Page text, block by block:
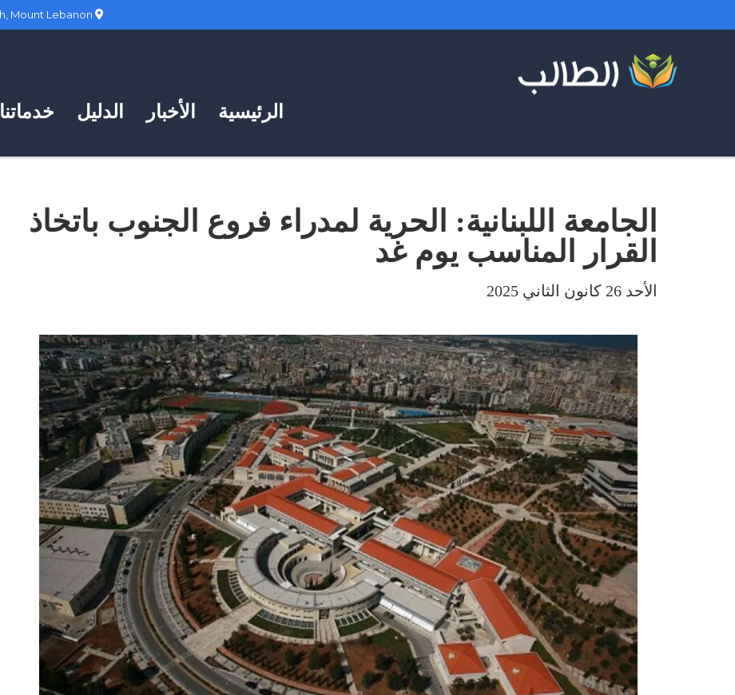
خدماتنا الدليل الأخبار الرئيسية
الجامعة اللبنانية: الحرية لمدراء فروع الجنوب باتخاذ
القرار المناسب يوم غد
الأحد 26 كانون الثاني 2025